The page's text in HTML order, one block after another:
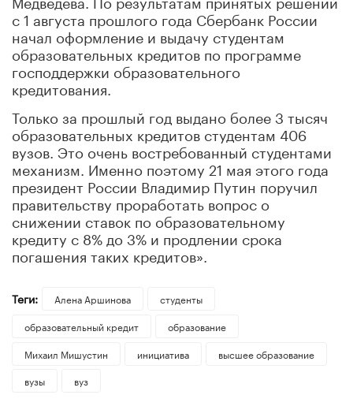
с 1 августа прошлого года Сбербанк России
начал оформление и выдачу студентам
образовательных кредитов по программе
господдержки образовательного
кредитования.
Только за прошлый год выдано более 3 тысяч
образовательных кредитов студентам 406
вузов. Это очень востребованный студентами
механизм. Именно поэтому 21 мая этого года
президент России Владимир Путин поручил
правительству проработать вопрос о
снижении ставок по образовательному
кредиту с 8% до 3% и продлении срока
погашения таких кредитов».
Теги: Алена Аршинова
студенты
образовательный кредит
образование
Михаил Мишустин
инициатива
высшее образование
вузы
вуз